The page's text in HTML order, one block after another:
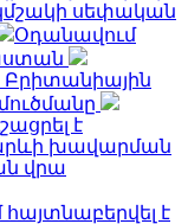
սեփական
Օդանավում
Բրիտանիային
է
արևի խավարման
վրա
է